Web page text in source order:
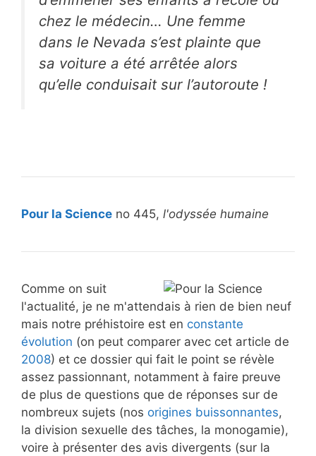
chez le médecin… Une femme
dans le Nevada s’est plainte que
sa voiture a été arrêtée alors
qu’elle conduisait sur l’autoroute !
Pour la Science no 445, l'odyssée humaine
Comme on suit
l'actualité, je ne m'attendais à rien de bien neuf
mais notre préhistoire est en constante
évolution (on peut comparer avec cet article de
2008) et ce dossier qui fait le point se révèle
assez passionnant, notamment à faire preuve
de plus de questions que de réponses sur de
nombreux sujets (nos origines buissonnantes,
la division sexuelle des tâches, la monogamie),
voire à présenter des avis divergents (sur la